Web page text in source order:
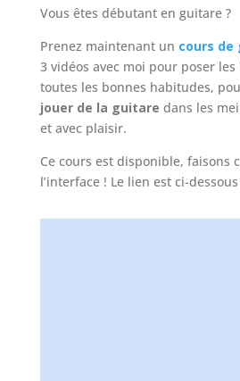
Vous êtes débutant en guitare ?
Prenez maintenant un cours
3 vidéos avec moi pour poser
toutes les bonnes habitudes,
jouer de la guitare dans les
et avec plaisir.
Ce cours est disponible, faisons
l’interface ! Le lien est ci-dessous